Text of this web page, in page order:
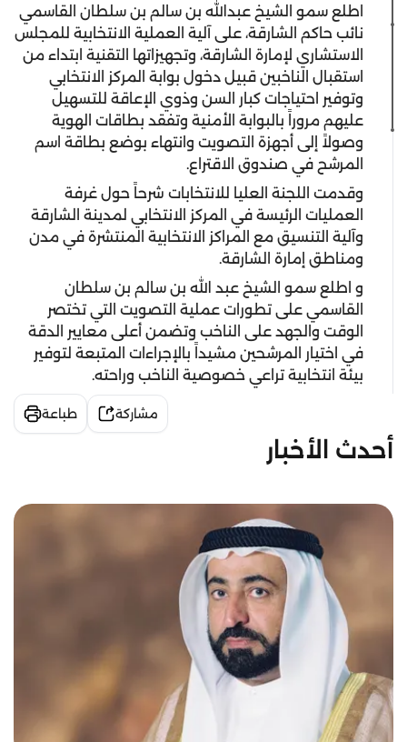
اطلع سمو الشيخ عبدالله بن سالم بن سلطان القاسمي
نائب حاكم الشارقة، على آلية العملية الانتخابية للمجلس
الاستشاري لإمارة الشارقة، وتجهيزاتها التقنية ابتداء من
استقبال الناخبين قبيل دخول بوابة المركز الانتخابي
وتوفير احتياجات كبار السن وذوي الإعاقة للتسهيل
عليهم مروراً بالبوابة الأمنية وتفقد بطاقات الهوية
وصولاً إلى أجهزة التصويت وانتهاء بوضع بطاقة اسم
المرشح في صندوق الاقتراع.
وقدمت اللجنة العليا للانتخابات شرحاً حول غرفة
العمليات الرئيسة في المركز الانتخابي لمدينة الشارقة
وآلية التنسيق مع المراكز الانتخابية المنتشرة في مدن
ومناطق إمارة الشارقة.
و اطلع سمو الشيخ عبد الله بن سالم بن سلطان
القاسمي على تطورات عملية التصويت التي تختصر
الوقت والجهد على الناخب وتضمن أعلى معايير الدقة
في اختيار المرشحين مشيداً بالإجراءات المتبعة لتوفير
بيئة انتخابية تراعي خصوصية الناخب وراحته.
مشاركة طباعة
أحدث الأخبار